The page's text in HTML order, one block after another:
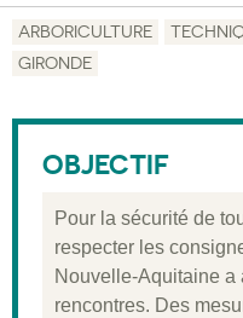
Description
Public visé
Pré-requis
Validation
Moyens pédagogiques
Informations pratiques
ARBORICULTURE
GIRONDE
OBJECTIF
Pour la sécurité de
respecter les
Nouvelle-Aquitaine a
rencontres. Des